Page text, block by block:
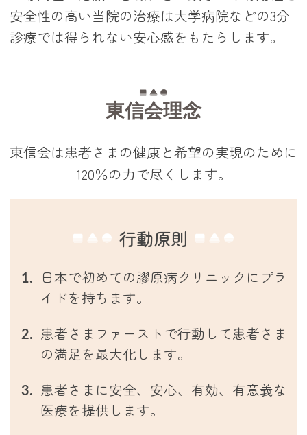
安全性の高い当院の治療は大学病院などの3分
診療では得られない安心感をもたらします。
東信会理念
東信会は患者さまの健康と希望の実現のために
120％の力で尽くします。
行動原則
日本で初めての膠原病クリニックにプラ
イドを持ちます。
患者さまファーストで行動して患者さま
の満足を最大化します。
患者さまに安全、安心、有効、有意義な
医療を提供します。